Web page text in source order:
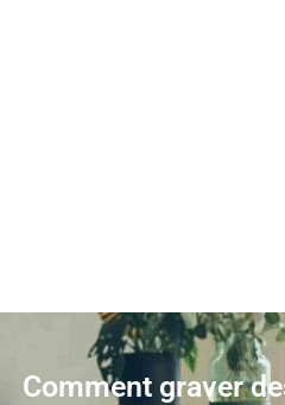
Comment graver